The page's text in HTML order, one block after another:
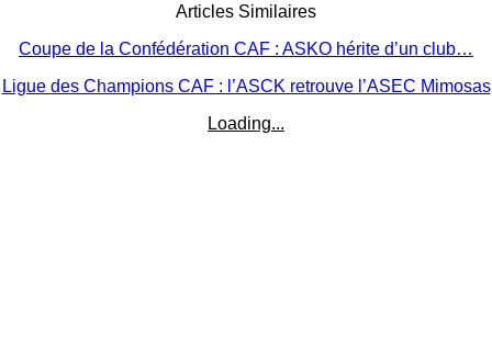
Articles Similaires
Coupe de la Confédération CAF : ASKO hérite d’un club…
Ligue des Champions CAF : l’ASCK retrouve l’ASEC Mimosas
Loading...